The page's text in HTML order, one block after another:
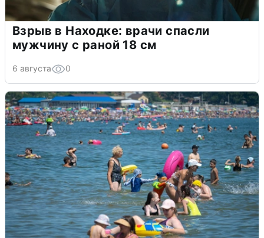
Взрыв в Находке: врачи спасли
мужчину с раной 18 см
6 августа 0